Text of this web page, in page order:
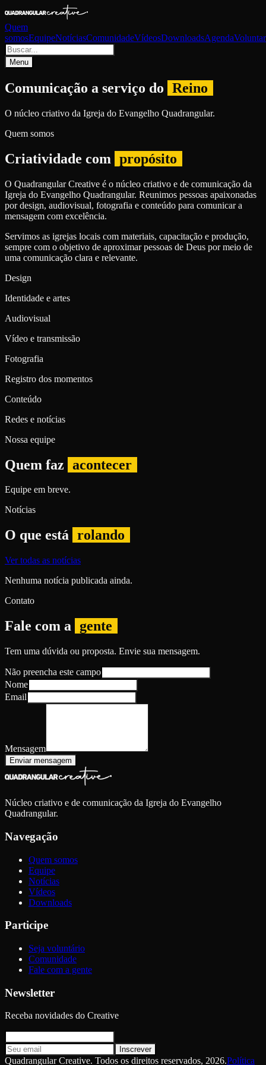
Quem
somosEquipeNotíciasComunidadeVídeosDownloadsAgenda
Menu
Comunicação a serviço do Reino
O núcleo criativo da Igreja do Evangelho Quadrangular.
Quem somos
Criatividade com propósito
O Quadrangular Creative é o núcleo criativo e de comunicação da
Igreja do Evangelho Quadrangular. Reunimos pessoas apaixonadas
por design, audiovisual, fotografia e conteúdo para comunicar a
mensagem com excelência.
Servimos as igrejas locais com materiais, capacitação e produção,
sempre com o objetivo de aproximar pessoas de Deus por meio de
uma comunicação clara e relevante.
Design
Identidade e artes
Audiovisual
Vídeo e transmissão
Fotografia
Registro dos momentos
Conteúdo
Redes e notícias
Nossa equipe
Quem faz acontecer
Equipe em breve.
Notícias
O que está rolando
Ver todas as notícias
Nenhuma notícia publicada ainda.
Contato
Fale com a gente
Tem uma dúvida ou proposta. Envie sua mensagem.
Não preencha este campo
Nome
Email
Mensagem
Enviar mensagem
Núcleo criativo e de comunicação da Igreja do Evangelho
Quadrangular.
Navegação
Quem somos
Equipe
Notícias
Vídeos
Downloads
Participe
Seja voluntário
Comunidade
Fale com a gente
Newsletter
Receba novidades do Creative
Inscrever
Quadrangular Creative. Todos os direitos reservados, 2026.Política